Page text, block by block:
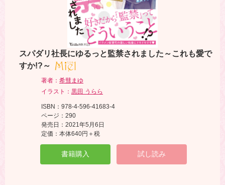
スパダリ社長にゆるっと監禁されました～これも愛で
すか!?～
著者： 希彗まゆ
イラスト： 黒田 うらら
ISBN：978-4-596-41683-4
ページ：290
発売日：2021年5月6日
定価：本体640円＋税
書籍購入 試し読み